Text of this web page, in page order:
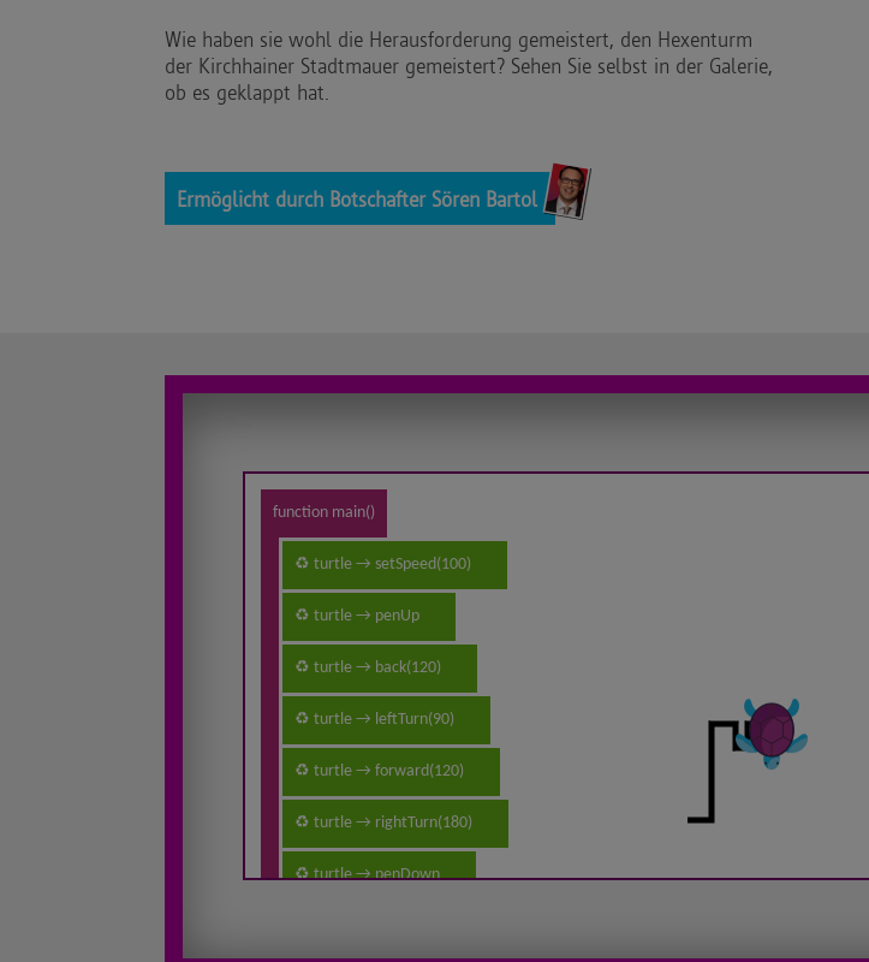
Wie haben sie wohl die Herausforderung gemeistert, den Hexenturm
der Kirchhainer Stadtmauer gemeistert? Sehen Sie selbst in der Galerie,
ob es geklappt hat.
Ermöglicht durch Botschafter Sören Bartol